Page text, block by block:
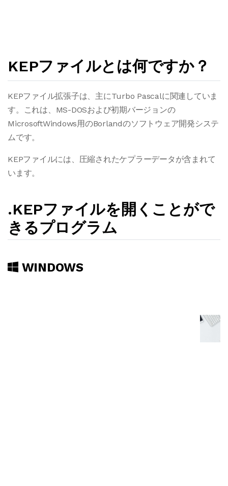
KEPファイルとは何ですか？
KEPファイル拡張子は、主にTurbo Pascalに関連していま
す。これは、MS-DOSおよび初期バージョンの
MicrosoftWindows用のBorlandのソフトウェア開発システ
ムです。
KEPファイルには、圧縮されたケプラーデータが含まれて
います。
.KEPファイルを開くことがで
きるプログラム
WINDOWS